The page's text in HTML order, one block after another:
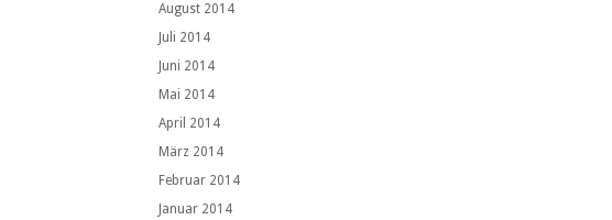
August 2014
Juli 2014
Juni 2014
Mai 2014
April 2014
März 2014
Februar 2014
Januar 2014